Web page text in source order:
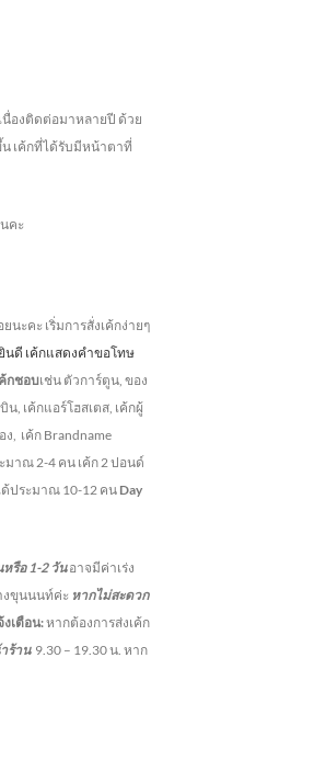
นื่องติดต่อมาหลายปี ด้วย
เค้กที่ได้รับมีหน้าตาที่
คะ
ะคะ เริ่มการสั่งเค้กง่ายๆ
นดี เค้กแสดงคำขอโทษ
กชอบเช่น ตัวการ์ตูน, ของ
น, เค้กแอร์โฮสเตส, เค้กผู้
, เค้ก Brandname
ะมาณ 2-4 คนเค้ก 2 ปอนด์
ด้ประมาณ 10-12 คนDay
หรือ 1-2 วัน อาจมีค่าเร่ง
งขุนนนท์ค่ะ หากไม่สะดวก
เตือน:หากต้องการส่งเค้ก
ร้าน 9.30 – 19.30 น. หาก